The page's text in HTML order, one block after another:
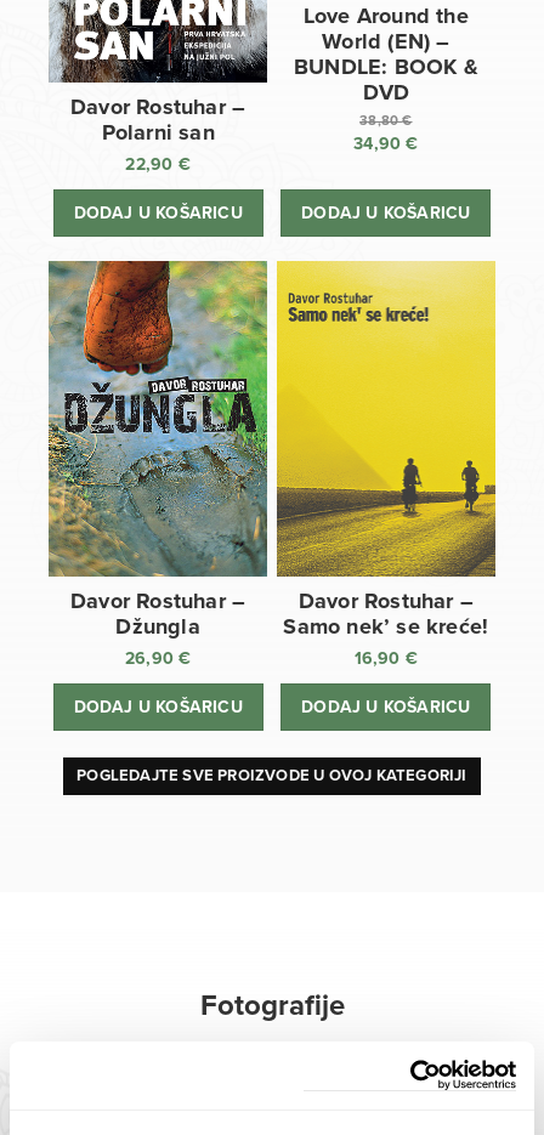
Davor Rostuhar –
Polarni san
22,90 €
DODAJ U KOŠARICU
Love Around the
World (EN) –
BUNDLE: BOOK &
DVD
38,80€
Izvorna
bila
34,90€
cijena
DODAJ U KOŠARICU
Davor Rostuhar –
Džungla
26,90€
DODAJ U KOŠARICU
Davor Rostuhar –
Samo nek’ se kreće!
16,90 €
DODAJ U KOŠARICU
POGLEDAJTE SVE PROIZVODE U OVOJ KATEGORIJI
Fotografije